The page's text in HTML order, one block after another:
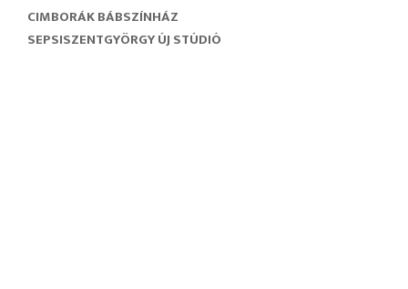
CIMBORÁK BÁBSZÍNHÁZ
SEPSISZENTGYÖRGY ÚJ STÚDIÓ